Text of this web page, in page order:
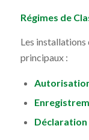
Régimes de
Les installations
principaux :
Déclaration